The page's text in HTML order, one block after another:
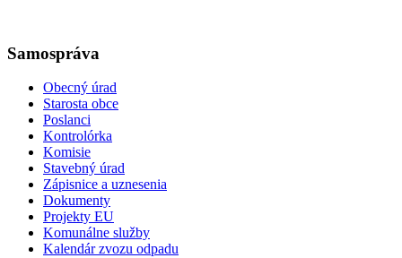
Samospráva
Obecný úrad
Starosta obce
Poslanci
Kontrolórka
Komisie
Stavebný úrad
Zápisnice a uznesenia
Dokumenty
Projekty EU
Komunálne služby
Kalendár zvozu odpadu